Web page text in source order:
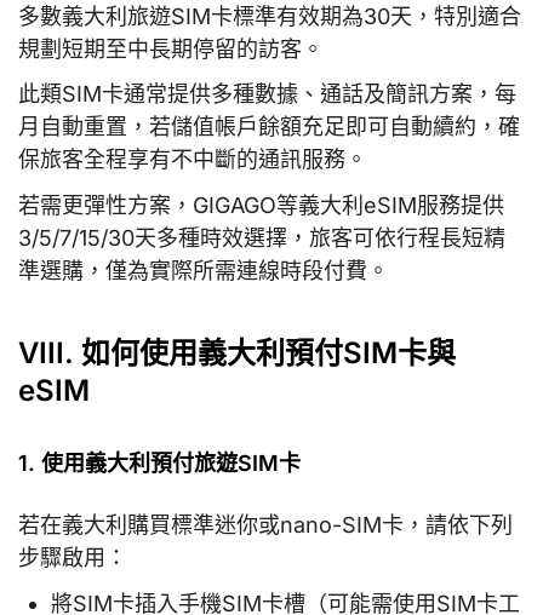
多數義大利旅遊SIM卡標準有效期為30天，特別適合
規劃短期至中長期停留的訪客。
此類SIM卡通常提供多種數據、通話及簡訊方案，每
月自動重置，若儲值帳戶餘額充足即可自動續約，確
保旅客全程享有不中斷的通訊服務。
若需更彈性方案，GIGAGO等義大利eSIM服務提供
3/5/7/15/30天多種時效選擇，旅客可依行程長短精
準選購，僅為實際所需連線時段付費。
VIII. 如何使用義大利預付SIM卡與
eSIM
1. 使用義大利預付旅遊SIM卡
若在義大利購買標準迷你或nano-SIM卡，請依下列
步驟啟用：
將SIM卡插入手機SIM卡槽（可能需使用SIM卡工